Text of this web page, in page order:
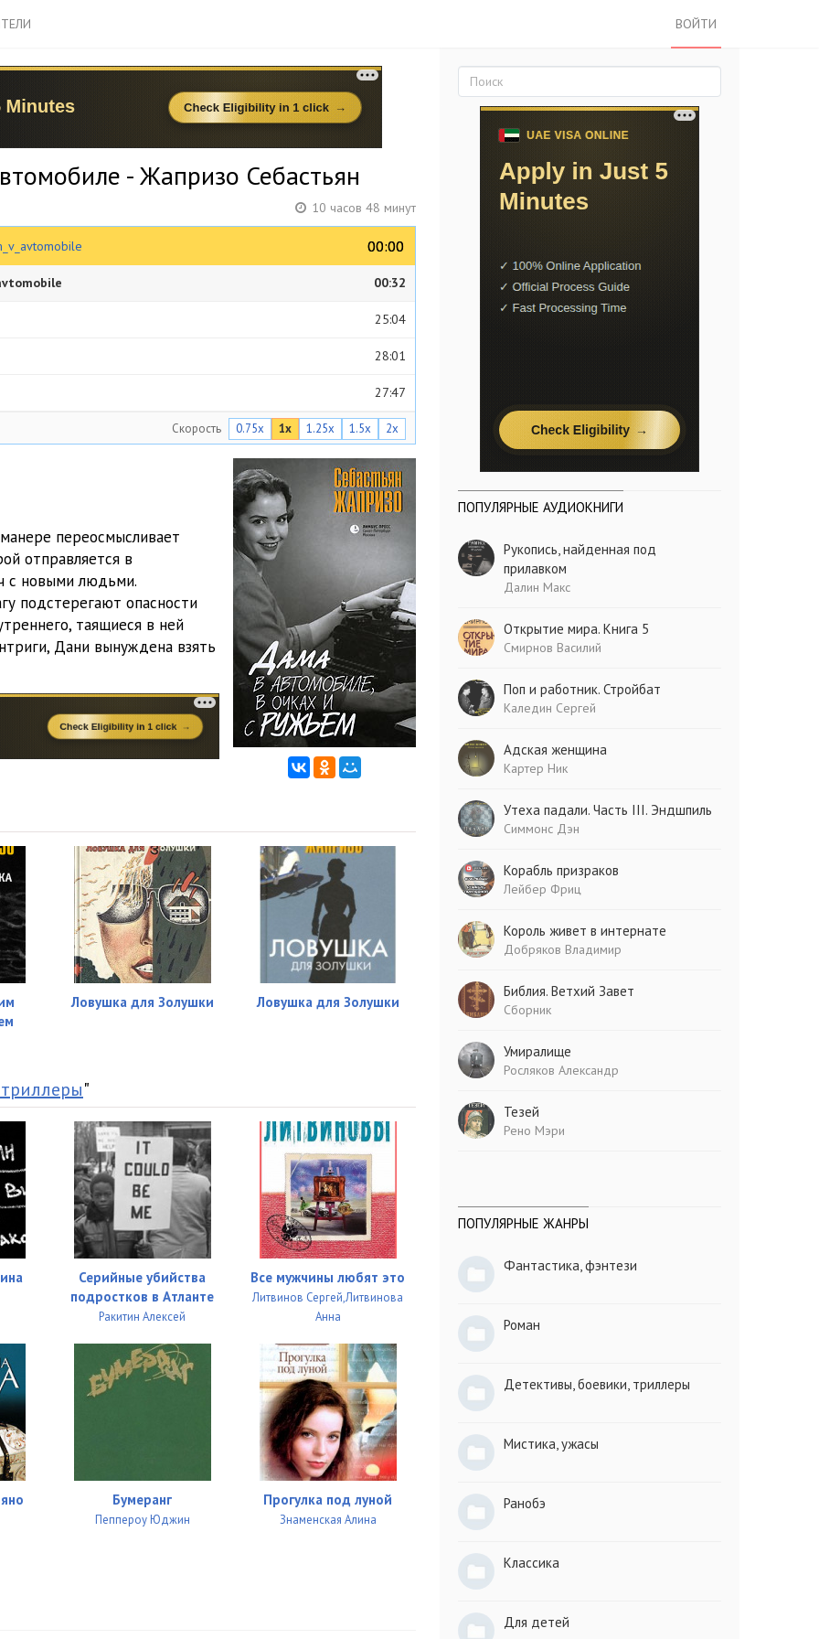
ВОЙТИ
- Жапризо Себастьян
10 часов 48 минут
00:00
00:00
00:32
25:04
28:01
27:47
24:55
24:54
27:34
26:50
21:25
28:49
27:24
23:33
23:23
17:36
26:22
28:04
Скорость 0.75x 1x 1.25x 1.5x 2x
переосмысливает
отправляется в
с новыми людьми.
подстерегают опасности
таящиеся в ней
Дани вынуждена взять
Ловушка для Золушки Ловушка для Золушки
"
Серийные убийства
подростков в Атланте
Ракитин Алексей
Все мужчины любят это
Литвинов Сергей,Литвинова
Анна
Бумеранг
Пеппероу Юджин
Прогулка под луной
Знаменская Алина
ПОПУЛЯРНЫЕ АУДИОКНИГИ
Рукопись, найденная под
прилавком
Далин Макс
Открытие мира. Книга 5
Смирнов Василий
Поп и работник. Стройбат
Каледин Сергей
Адская женщина
Картер Ник
Утеха падали. Часть III. Эндшпиль
Симмонс Дэн
Корабль призраков
Лейбер Фриц
Король живет в интернате
Добряков Владимир
Библия. Ветхий Завет
Сборник
Умиралище
Росляков Александр
Тезей
Рено Мэри
ПОПУЛЯРНЫЕ ЖАНРЫ
Фантастика, фэнтези
Роман
Детективы, боевики, триллеры
Мистика, ужасы
Ранобэ
Классика
Для детей